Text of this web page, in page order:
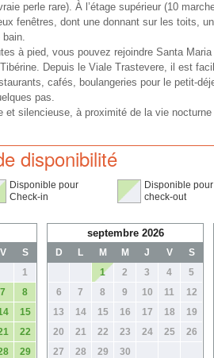
perle rare). À l’étage supérieur (10
fenêtres, dont une donnant sur les toits,
bain.
à pied, vous pouvez rejoindre Santa
Depuis le Viale Trastevere, il est
cafés, boulangeries pour le petit-
pas.
et silencieuse, à proximité de la vie
disponibilité
Disponible pour
Check-in
Disponible pour
check-out
V
S
1
7
8
15
22
29
septembre 2026
D L M M J V
S
1
2 3 4
5
6
7 8 9 10 11
12
13
14 15 16 17 18
19
20
21 22 23 24 25
26
27
28 29 30